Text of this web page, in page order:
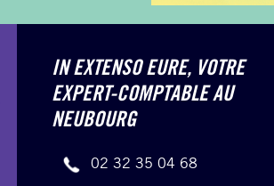
IN EXTENSO EURE, VOTRE
EXPERT-COMPTABLE AU
NEUBOURG
02 32 35 04 68